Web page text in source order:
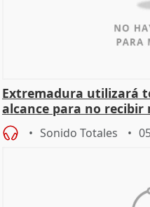
Extremadura utilizará
alcance para no recibir
Sonido Totales